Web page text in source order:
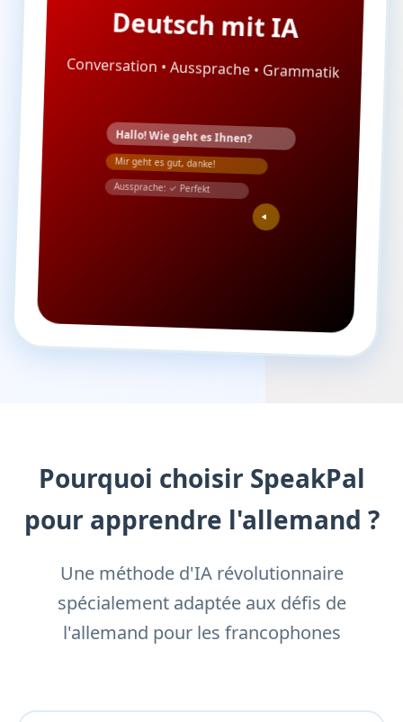
Deutsch mit IA
Conversation • Aussprache • Grammatik
Hallo! Wie geht es Ihnen?
Mir geht es gut, danke!
Aussprache: ✓ Perfekt
Pourquoi choisir SpeakPal
pour apprendre l'allemand ?
Une méthode d'IA révolutionnaire
spécialement adaptée aux défis de
l'allemand pour les francophones